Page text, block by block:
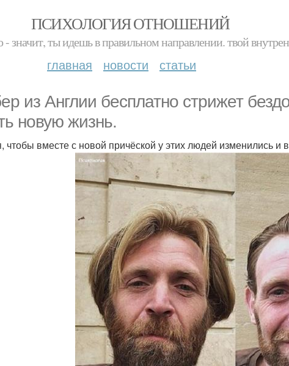
ПСИХОЛОГИЯ ОТНОШЕНИЙ
- значит, ты идешь в правильном направлении. твой
главная новости статьи
из Англии бесплатно стрижет
новую жизнь.
чтобы вместе с новой причёской у этих людей изменились